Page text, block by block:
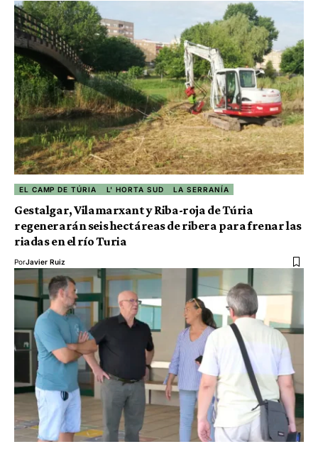
EL CAMP DE TÚRIA L' HORTA SUD LA SERRANÍA
Gestalgar, Vilamarxant y Riba-roja de Túria
regenerarán seis hectáreas de ribera para frenar las
riadas en el río Turia
PorJavier Ruiz